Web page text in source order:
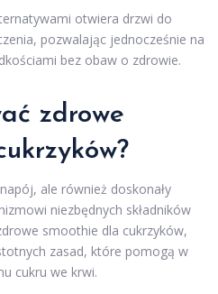
otwiera drzwi do
pozwalając jednocześnie na
bez obaw o zdrowie.
zdrowe
ale również doskonały
niezbędnych składników
smoothie dla cukrzyków,
zasad, które pomogą w
cukru we krwi.